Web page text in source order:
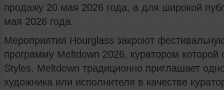
продажу 20 мая 2026 года, а для широкой
мая 2026 года.
Мероприятия Hourglass закроют
программу Meltdown 2026, куратором которой
Styles. Meltdown традиционно приглашает
художника или исполнителя в качестве